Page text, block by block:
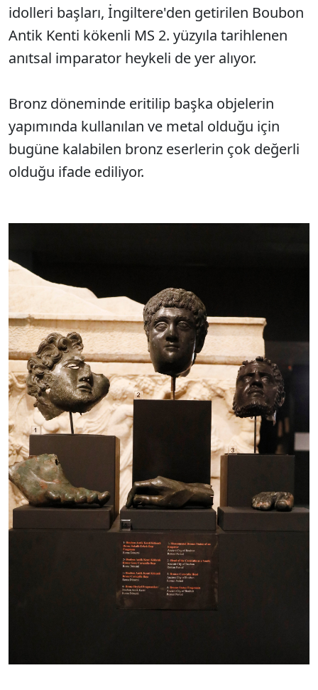
idolleri başları, İngiltere'den getirilen Boubon
Antik Kenti kökenli MS 2. yüzyıla tarihlenen
anıtsal imparator heykeli de yer alıyor.
Bronz döneminde eritilip başka objelerin
yapımında kullanılan ve metal olduğu için
bugüne kalabilen bronz eserlerin çok değerli
olduğu ifade ediliyor.